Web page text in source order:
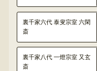
裏千家六代 泰叟宗室 六閑
斎
裏千家八代 一燈宗室 又玄
斎